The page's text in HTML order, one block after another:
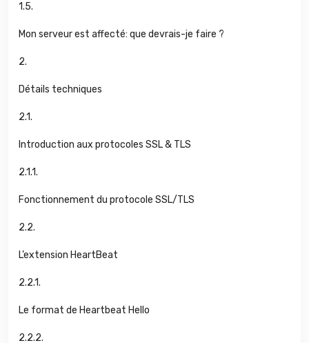
1.5.
Mon serveur est affecté: que devrais-je faire ?
2.
Détails techniques
2.1.
Introduction aux protocoles SSL & TLS
2.1.1.
Fonctionnement du protocole SSL/TLS
2.2.
L’extension HeartBeat
2.2.1.
Le format de Heartbeat Hello
2.2.2.